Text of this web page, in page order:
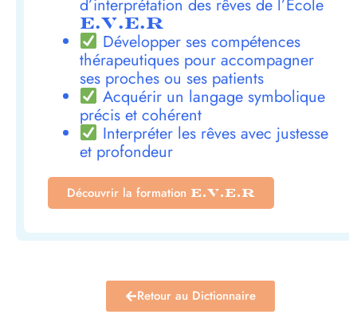
d’interprétation des rêves de l’École
E.V.E.R
Développer ses compétences
thérapeutiques pour accompagner
ses proches ou ses patients
Acquérir un langage symbolique
précis et cohérent
Interpréter les rêves avec justesse
et profondeur
Découvrir la formation E.V.E.R
Retour au Dictionnaire